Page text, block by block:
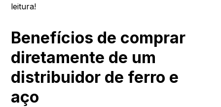
leitura!
Benefícios de comprar
diretamente de um
distribuidor de ferro e
aço